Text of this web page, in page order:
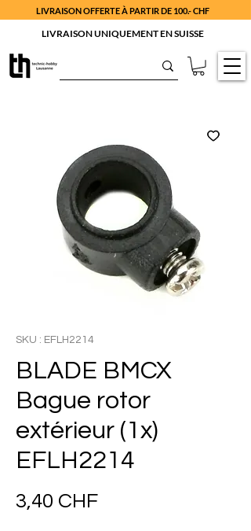
LIVRAISON OFFERTE À PARTIR DE 100.- CHF
LIVRAISON UNIQUEMENT EN SUISSE
SKU : EFLH2214
BLADE BMCX
Bague rotor
extérieur (1x)
EFLH2214
3,40 CHFPrix